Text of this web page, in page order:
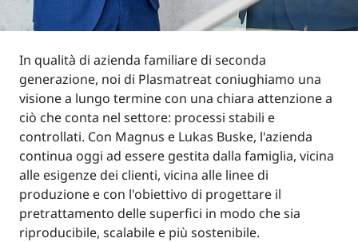
In qualità di azienda familiare di seconda
generazione, noi di Plasmatreat coniughiamo una
visione a lungo termine con una chiara attenzione a
ciò che conta nel settore: processi stabili e
controllati. Con Magnus e Lukas Buske, l'azienda
continua oggi ad essere gestita dalla famiglia, vicina
alle esigenze dei clienti, vicina alle linee di
produzione e con l'obiettivo di progettare il
pretrattamento delle superfici in modo che sia
riproducibile, scalabile e più sostenibile.